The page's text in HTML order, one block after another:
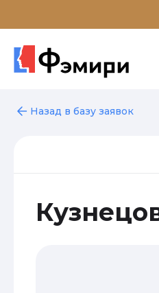
Назад в базу заявок